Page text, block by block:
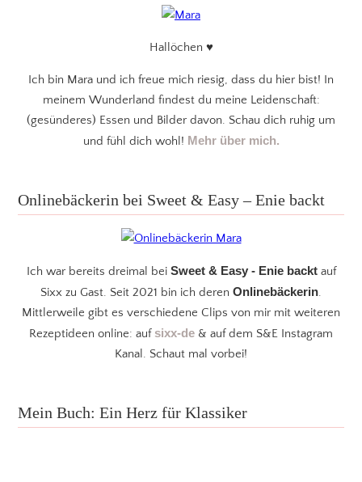
Hallöchen ♥
Ich bin Mara und ich freue mich riesig, dass du hier bist! In
meinem Wunderland findest du meine Leidenschaft:
(gesünderes) Essen und Bilder davon. Schau dich ruhig um
und fühl dich wohl! Mehr über mich.
Onlinebäckerin bei Sweet & Easy – Enie backt
Ich war bereits dreimal bei Sweet & Easy - Enie backtauf
Sixx zu Gast. Seit 2021 bin ich deren Onlinebäckerin.
Mittlerweile gibt es verschiedene Clips von mir mit weiteren
Rezeptideen online: auf sixx-de & auf dem S&E Instagram
Kanal. Schaut mal vorbei!
Mein Buch: Ein Herz für Klassiker